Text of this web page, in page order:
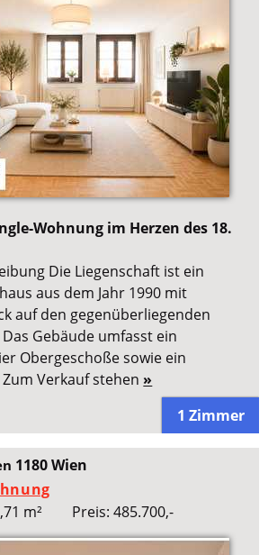
Wohnung im Herzen des 18.
Die Liegenschaft ist ein
aus dem Jahr 1990 mit
auf den gegenüberliegenden
Gebäude umfasst ein
Obergeschoße sowie ein
Verkauf stehen »
1 Zimmer
1180 Wien
m²
Preis: 485.700,-